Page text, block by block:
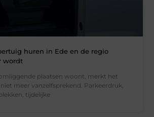
huren in Ede en de regio
wordt
plaatsen woont, merkt het
meer vanzelfsprekend. Parkeerdruk,
tijdelijke